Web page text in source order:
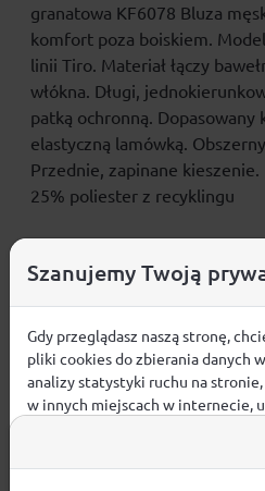
granatowa KF6078 Bluza
komfort poza boiskiem.
linii Tiro. Materiał łączy
włókna. Długi,
patką ochronną. Dopasowany
elastyczną lamówką.
Przednie, zapinane
25% poliester z recyklingu
ŚREDNIA OCENA:
Nie ma jeszcze
Szanujemy Twoją
Gdy przeglądasz naszą stronę,
pliki cookies do zbierania danych
analizy statystyki ruchu na
w innych miejscach w internecie,
używanych plików cookies.